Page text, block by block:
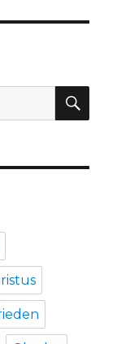
2017